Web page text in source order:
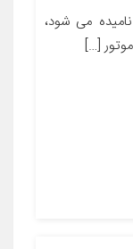
می شود،
[…]